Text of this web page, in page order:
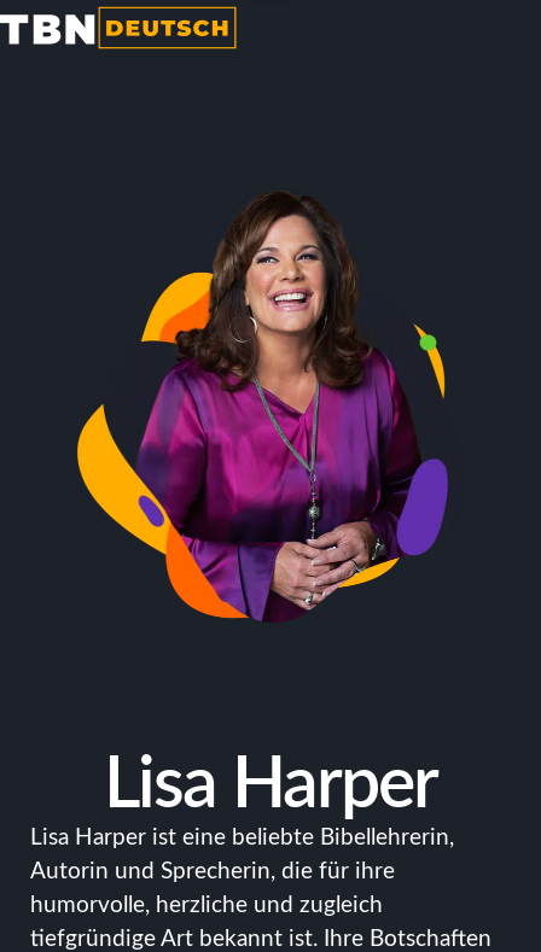
Lisa Harper
Lisa Harper ist eine beliebte Bibellehrerin,
Autorin und Sprecherin, die für ihre
humorvolle, herzliche und zugleich
tiefgründige Art bekannt ist. Ihre Botschaften